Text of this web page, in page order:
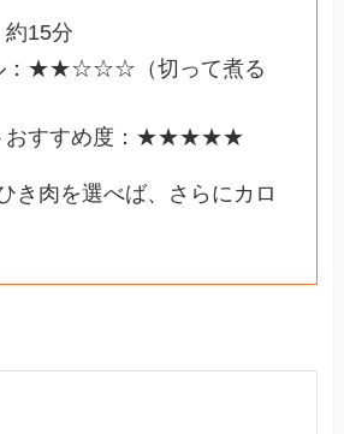
約15分
：★★☆☆☆（切って煮る
おすすめ度：★★★★★
き肉を選べば、さらにカロ